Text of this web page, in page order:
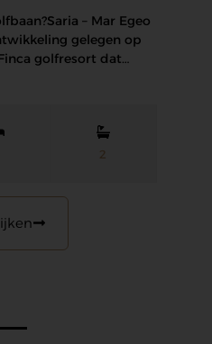
Saria – Mar Egeo
gelegen op
golfresort dat…
2